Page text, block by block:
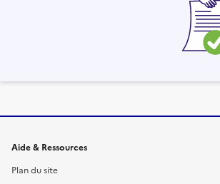
Informations et liens
Aide & Ressources
Plan du site